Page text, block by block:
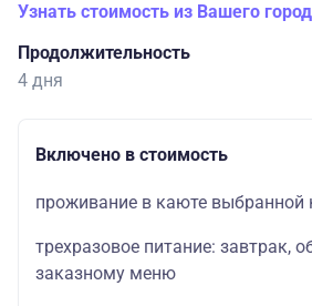
Узнать стоимость из Вашего
Продолжительность
4 дня
Включено в стоимость
проживание в каюте выбранной
трехразовое питание: завтрак,
заказному меню